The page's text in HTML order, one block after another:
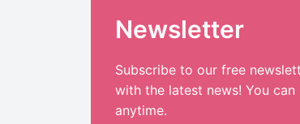
Newsletter
Subscribe to our free
with the latest news! You can
anytime.